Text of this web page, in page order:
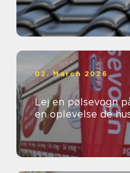
02. March 2026
Lej en pølsevogn
en oplevelse de